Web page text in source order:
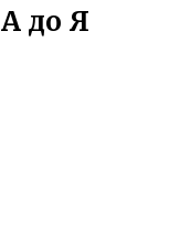
до Я